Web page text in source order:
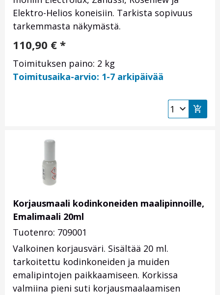
Elektro-Helios koneisiin. Tarkista sopivuus
tarkemmasta näkymästä.
110,90 € *
Toimituksen paino: 2 kg
Toimitusaika-arvio: 1-7 arkipäivää
Korjausmaali kodinkoneiden maalipinnoille,
Emalimaali 20ml
Tuotenro: 709001
Valkoinen korjausväri. Sisältää 20 ml.
tarkoitettu kodinkoneiden ja muiden
emalipintojen paikkaamiseen. Korkissa
valmiina pieni suti korjausmaalaamisen